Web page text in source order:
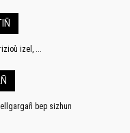
izel, ...
bep sizhun